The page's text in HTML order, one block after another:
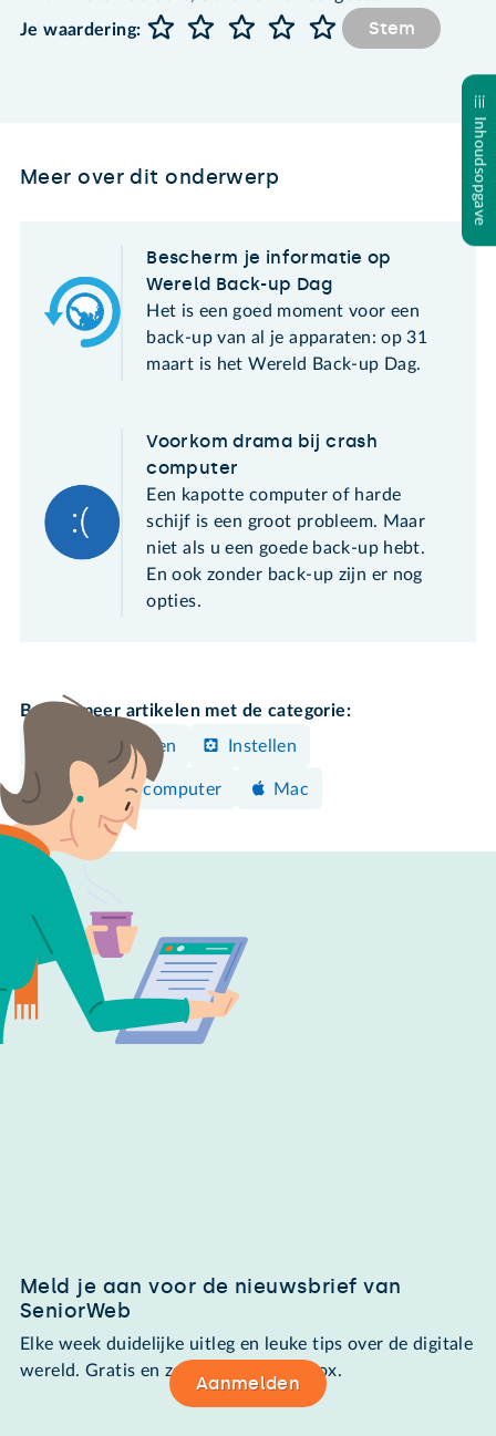
Inhoudsopgave
Je waardering:
Stem
Meer over dit onderwerp
Bescherm je informatie op
Wereld Back-up Dag
Het is een goed moment voor een
back-up van al je apparaten: op 31
maart is het Wereld Back-up Dag.
Voorkom drama bij crash
computer
Een kapotte computer of harde
schijf is een groot probleem. Maar
niet als u een goede back-up hebt.
En ook zonder back-up zijn er nog
opties.
Bekijk meer artikelen met de categorie:
Clouddiensten
Instellen
Windows-computer Mac
Meld je aan voor de nieuwsbrief van
SeniorWeb
Elke week duidelijke uitleg en leuke tips over de digitale
wereld. Gratis en zomaar in de mailbox.
Aanmelden